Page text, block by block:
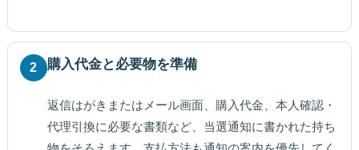
2 購入代金と必要物を準備
返信はがきまたはメール画面、購入代金、本人確認・
代理引換に必要な書類など、当選通知に書かれた持ち